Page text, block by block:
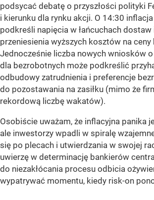
podsycać debatę o przyszłości polityki
i kierunku dla rynku akcji. O 14:30 inflacja
podkreśli napięcia w łańcuchach dostaw
przeniesienia wyższych kosztów na
Jednocześnie liczba nowych wniosków o
dla bezrobotnych może podkreślić
odbudowy zatrudnienia i preferencje
do pozostawania na zasiłku (mimo że
rekordową liczbę wakatów).
Osobiście uważam, że inflacyjna panika
ale inwestorzy wpadli w spiralę
się po plecach i utwierdzania w swojej
uwierzę w determinację bankierów
do niezakłócania procesu odbicia
wypatrywać momentu, kiedy risk-on